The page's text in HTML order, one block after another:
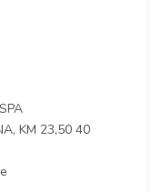
KM 23,50 40